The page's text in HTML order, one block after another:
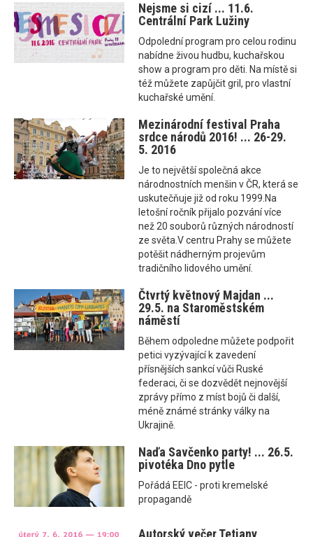
Nejsme si cizí ... 11.6.
Centrální Park Lužiny
Odpolední program pro celou rodinu
nabídne živou hudbu, kuchařskou
show a program pro děti. Na místě si
též můžete zapůjčit gril, pro vlastní
kuchařské umění.
Mezinárodní festival Praha
srdce národů 2016! ... 26-29.
5. 2016
Je to největší společná akce
národnostních menšin v ČR, která se
uskutečňuje již od roku 1999.Na
letošní ročník přijalo pozvání více
než 20 souborů různých národností
ze světa.V centru Prahy se můžete
potěšit nádherným projevům
tradičního lidového umění.
Čtvrtý květnový Majdan ...
29.5. na Staroměstském
náměstí
Během odpoledne můžete podpořit
petici vyzývající k zavedení
přísnějších sankcí vůči Ruské
federaci, či se dozvědět nejnovější
zprávy přímo z míst bojů či další,
méně známé stránky války na
Ukrajině.
Naďa Savčenko party! ... 26.5.
pivotéka Dno pytle
Pořádá EEIC - proti kremelské
propagandě